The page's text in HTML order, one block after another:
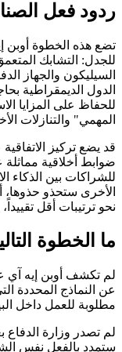
ردود فعل
تضع هذه الخطوة أوبن
للجدل: التشابك
السيليكون والجهاز
الدول الديمقراطية
للحفاظ على المزايا
المهمي" والتنازلات
قد يضع تركيز
ضوابط أخلاقية
للشراكات بين الذكاء
الأخرى ستحذو حذوها،
نحو ترتيبات أقل
ما الخطوة
لم تكشف أوبن إيه آي
عن النماذج المحددة
مطلوبة للعمل داخل
لم تصدر وزارة الدفاع
ستمدد بالفعل نفس